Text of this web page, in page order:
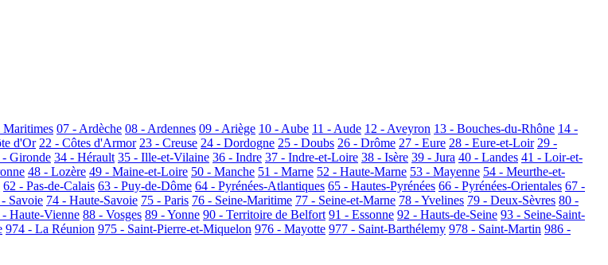
Maritimes 07 - Ardèche 08 - Ardennes 09 - Ariège 10 - Aube 11 - Aude 12 - Aveyron 13 - Bouches-du-Rhône 14 -
d'Or 22 - Côtes d'Armor 23 - Creuse 24 - Dordogne 25 - Doubs 26 - Drôme 27 - Eure 28 - Eure-et-Loir 29 -
- Gironde 34 - Hérault 35 - Ille-et-Vilaine 36 - Indre 37 - Indre-et-Loire 38 - Isère 39 - Jura 40 - Landes 41 - Loir-et-
48 - Lozère 49 - Maine-et-Loire 50 - Manche 51 - Marne 52 - Haute-Marne 53 - Mayenne 54 - Meurthe-et-
62 - Pas-de-Calais 63 - Puy-de-Dôme 64 - Pyrénées-Atlantiques 65 - Hautes-Pyrénées 66 - Pyrénées-Orientales 67 -
Savoie 74 - Haute-Savoie 75 - Paris 76 - Seine-Maritime 77 - Seine-et-Marne 78 - Yvelines 79 - Deux-Sèvres 80 -
- Haute-Vienne 88 - Vosges 89 - Yonne 90 - Territoire de Belfort 91 - Essonne 92 - Hauts-de-Seine 93 - Seine-Saint-
974 - La Réunion 975 - Saint-Pierre-et-Miquelon 976 - Mayotte 977 - Saint-Barthélemy 978 - Saint-Martin 986 -